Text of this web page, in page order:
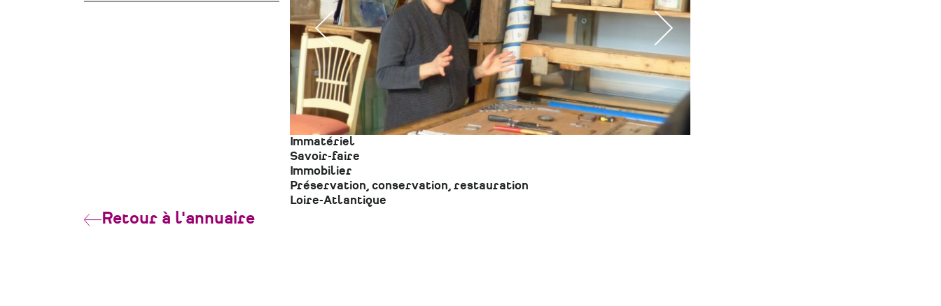
Immatériel
Savoir-faire
Immobilier
Préservation, conservation, restauration
Loire-Atlantique
Retour à l'annuaire